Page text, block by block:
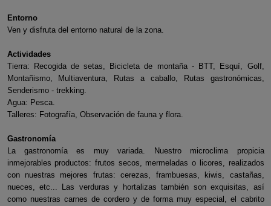
Entorno
Ven y disfruta del entorno natural de la zona.
Actividades
Tierra: Recogida de setas, Bicicleta de montaña - BTT, Esquí, Golf,
Montañismo, Multiaventura, Rutas a caballo, Rutas gastronómicas,
Senderismo - trekking.
Agua: Pesca.
Talleres: Fotografía, Observación de fauna y flora.
Gastronomía
La gastronomía es muy variada. Nuestro microclima propicia
inmejorables productos: frutos secos, mermeladas o licores, realizados
con nuestras mejores frutas: cerezas, frambuesas, kiwis, castañas,
nueces, etc... Las verduras y hortalizas también son exquisitas, así
como nuestras carnes de cordero y de forma muy especial, el cabrito